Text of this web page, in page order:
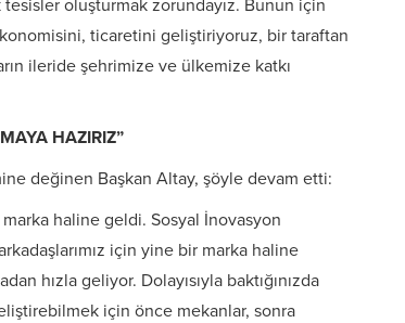
tesisler oluşturmak zorundayız. Bunun için
ticaretini geliştiriyoruz, bir taraftan
ileride şehrimize ve ülkemize katkı
HAZIRIZ”
değinen Başkan Altay, şöyle devam etti:
haline geldi. Sosyal İnovasyon
için yine bir marka haline
hızla geliyor. Dolayısıyla baktığınızda
için önce mekanlar, sonra